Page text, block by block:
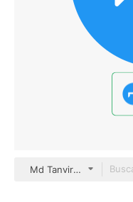
Md Tanvirul Haque Flat